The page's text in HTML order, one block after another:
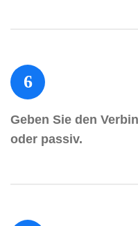
6
Geben Sie den
oder passiv.